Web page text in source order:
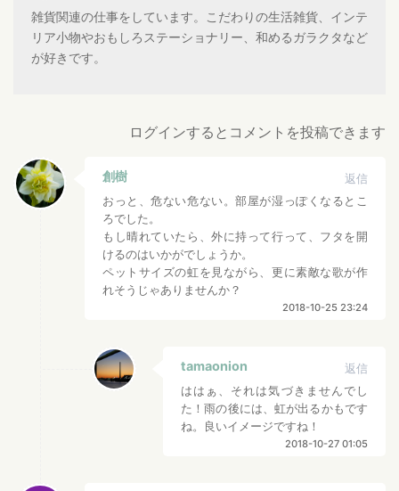
雑貨関連の仕事をしています。こだわりの生活雑貨、インテ
リア小物やおもしろステーショナリー、和めるガラクタなど
が好きです。
ログインするとコメントを投稿できます
創樹
返信
おっと、危ない危ない。部屋が湿っぽくなるとこ
ろでした。
もし晴れていたら、外に持って行って、フタを開
けるのはいかがでしょうか。
ペットサイズの虹を見ながら、更に素敵な歌が作
れそうじゃありませんか？
2018-10-25 23:24
tamaonion
返信
ははぁ、それは気づきませんでし
た！雨の後には、虹が出るかもです
ね。良いイメージですね！
2018-10-27 01:05